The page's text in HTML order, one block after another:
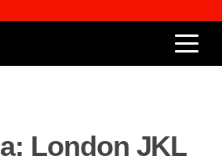
London JKL